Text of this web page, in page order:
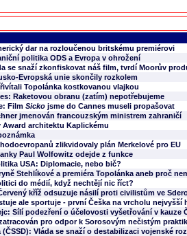
dar na rozloučenou britskému premiérovi
politika ODS a Evropa v ohrožení
se snaží zkonfiskovat náš film, tvrdí Moorův
Evropská unie skončily rozkolem
Topolánka kostkovanou vlajkou
Raketovou obranu (zatím) nepotřebujeme
Film Sicko jsme do Cannes museli propašovat
jmenován francouzským ministrem zahraničí
Award architektu Kaplickému
zlikvidovaly plán Merkelové pro EU
Paul Wolfowitz odejde z funkce
USA: Diplomacie, nebo bič?
Stehlíkové a premiéra Topolánka aneb proč
do médií, když nechtějí nic říct?
kříž odsuzuje násilí proti civilistům ve
ale sportuje - první Češka na vrcholu nejvyšší
Sílí podezření o účelovosti vyšetřování v
pro odpor k Sorosovým nečistým
Vláda se snaží o destabilizaci vojenské